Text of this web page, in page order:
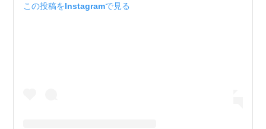
この投稿をInstagramで見る